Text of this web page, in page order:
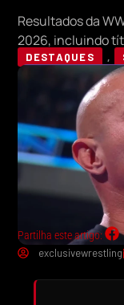
Resultados da
2026, incluindo
DESTAQUES ,
Partilha este artigo:
exclusivewrestling